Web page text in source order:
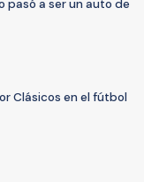
pasó a ser un auto de
Clásicos en el fútbol